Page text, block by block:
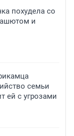
похудела со
и
семьи
ей с угрозами